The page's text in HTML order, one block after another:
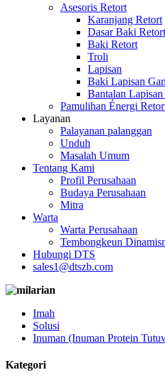
Asesoris Retort
Karanjang Retort
Dasar Baki Retort
Baki Retort
Troli
Lapisan
Baki Lapisan
Bantalan
Pamulihan Énergi
Layanan
Palayanan palanggan
Unduh
Masalah Umum
Tentang Kami
Profil Perusahaan
Budaya Perusahaan
Mitra
Warta
Warta Perusahaan
Tembongkeun
Hubungi DTS
sales1@dtszb.com
Imah
Solusi
Inuman (Inuman Protein
Kategori